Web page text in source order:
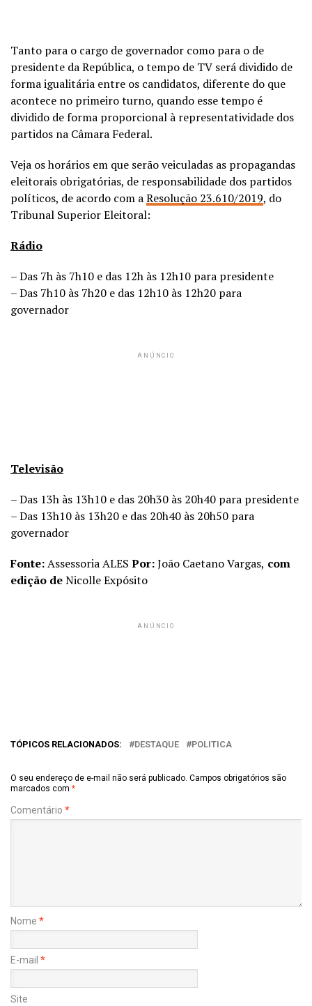
Tanto para o cargo de governador como para o de
presidente da República, o tempo de TV será dividido de
forma igualitária entre os candidatos, diferente do que
acontece no primeiro turno, quando esse tempo é
dividido de forma proporcional à representatividade dos
partidos na Câmara Federal.
Veja os horários em que serão veiculadas as propagandas
eleitorais obrigatórias, de responsabilidade dos partidos
políticos, de acordo com aResolução 23.610/2019, do
Tribunal Superior Eleitoral:
Rádio
– Das 7h às 7h10 e das 12h às 12h10 para presidente
– Das 7h10 às 7h20 e das 12h10 às 12h20 para
governador
ANÚNCIO
Televisão
– Das 13h às 13h10 e das 20h30 às 20h40 para presidente
– Das 13h10 às 13h20 e das 20h40 às 20h50 para
governador
Fonte:Assessoria ALES Por:João Caetano Vargas, com
edição deNicolle Expósito
ANÚNCIO
TÓPICOS RELACIONADOS: DESTAQUE POLITICA
O seu endereço de e-mail não será publicado. Campos obrigatórios são
marcados com *
Comentário *
Nome *
E-mail *
Site